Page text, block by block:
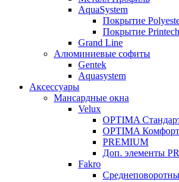
AquaSystem
Покрытие
Покрытие Printech
Grand Line
Алюминиевые софиты
Gentek
Aquasystem
Аксессуары
Мансардные окна
Velux
OPTIMA
OPTIMA Комфорт
PREMIUM
Доп. элементы
Fakro